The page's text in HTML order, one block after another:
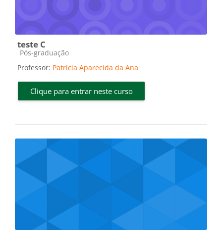
teste C
Categoria do curso
Pós-graduação
Professor: Patricia Aparecida da Ana
Clique para entrar neste curso